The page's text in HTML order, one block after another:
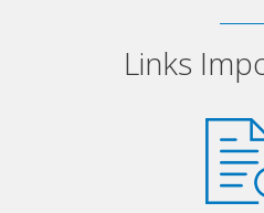
Links